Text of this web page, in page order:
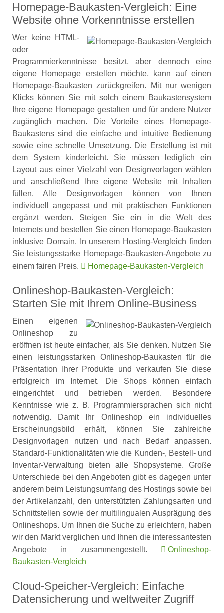
Homepage-Baukasten-Vergleich: Eine
Website ohne Vorkenntnisse erstellen
Wer keine HTML-
oder
Programmierkenntnisse besitzt, aber dennoch eine
eigene Homepage erstellen möchte, kann auf einen
Homepage-Baukasten zurückgreifen. Mit nur wenigen
Klicks können Sie mit solch einem Baukastensystem
Ihre eigene Homepage gestalten und für andere Nutzer
zugänglich machen. Die Vorteile eines Homepage-
Baukastens sind die einfache und intuitive Bedienung
sowie eine schnelle Umsetzung. Die Erstellung ist mit
dem System kinderleicht. Sie müssen lediglich ein
Layout aus einer Vielzahl von Designvorlagen wählen
und anschließend Ihre eigene Website mit Inhalten
füllen. Alle Designvorlagen können von Ihnen
individuell angepasst und mit praktischen Funktionen
ergänzt werden. Steigen Sie ein in die Welt des
Internets und bestellen Sie einen Homepage-Baukasten
inklusive Domain. In unserem Hosting-Vergleich finden
Sie leistungsstarke Homepage-Baukasten-Angebote zu
einem fairen Preis.
Homepage-Baukasten-Vergleich
Onlineshop-Baukasten-Vergleich:
Starten Sie mit Ihrem Online-Business
Einen eigenen
Onlineshop zu
eröffnen ist heute einfacher, als Sie denken. Nutzen Sie
einen leistungsstarken Onlineshop-Baukasten für die
Präsentation Ihrer Produkte und verkaufen Sie diese
erfolgreich im Internet. Die Shops können einfach
eingerichtet und betrieben werden. Besondere
Kenntnisse wie z. B. Programmiersprachen sich nicht
notwendig. Damit Ihr Onlineshop ein individuelles
Erscheinungsbild erhält, können Sie zahlreiche
Designvorlagen nutzen und nach Bedarf anpassen.
Standard-Funktionalitäten wie die Kunden-, Bestell- und
Inventar-Verwaltung bieten alle Shopsysteme. Große
Unterschiede bei den Angeboten gibt es dagegen unter
anderem beim Leistungsumfang des Hostings sowie bei
der Artikelanzahl, den unterstützten Zahlungsarten und
Schnittstellen sowie der multilingualen Ausprägung des
Onlineshops. Um Ihnen die Suche zu erleichtern, haben
wir den Markt verglichen und Ihnen die interessantesten
Angebote in zusammengestellt.
Onlineshop-
Baukasten-Vergleich
Cloud-Speicher-Vergleich: Einfache
Datensicherung und weltweiter Zugriff